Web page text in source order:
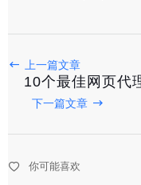
上一篇文章
10个最佳网页代
下一篇文章
你可能喜欢